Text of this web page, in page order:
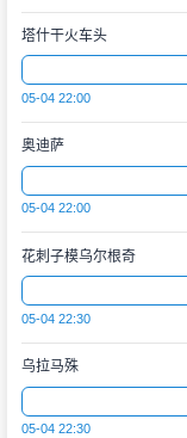
塔什干火车头
05-04 22:00
奥迪萨
05-04 22:00
花刺子模乌尔根奇
05-04 22:30
乌拉马殊
05-04 22:30